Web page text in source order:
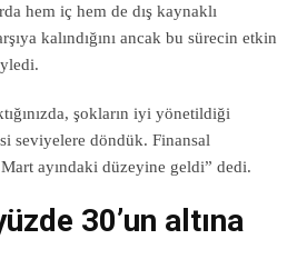
hem iç hem de dış kaynaklı
kalındığını ancak bu sürecin etkin
şokların iyi yönetildiği
seviyelere döndük. Finansal
ayındaki düzeyine geldi” dedi.
30’un altına